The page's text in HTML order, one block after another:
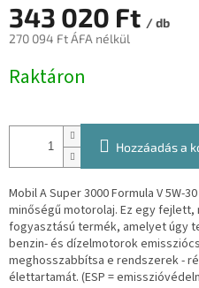
343 020 Ft / db
270 094 Ft ÁFA nélkül
Raktáron
Hozzáadás a
Mobil A Super 3000 Formula V 5W-
minőségű motorolaj. Ez egy
fogyasztású termék, amelyet úgy
benzin- és dízelmotorok
meghosszabbítsa e rendszerek -
élettartamát. (ESP =